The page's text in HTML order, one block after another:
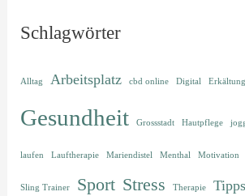
Schlagwörter
Alltag Arbeitsplatz cbd online Digital Erkältung
Gesundheit Grossstadt Hautpflege
laufen Lauftherapie Mariendistel Menthal Motivation
Sling Trainer Sport Stress Therapie Tipps